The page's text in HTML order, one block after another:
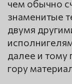
чем обычно
знаменитые
двумя
далее и
гору